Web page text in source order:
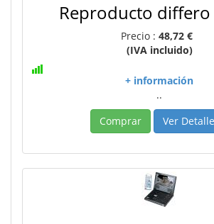
Reproducto differo
Precio : 48,72 €
(IVA incluido)
+ información
..
Comprar
Ver